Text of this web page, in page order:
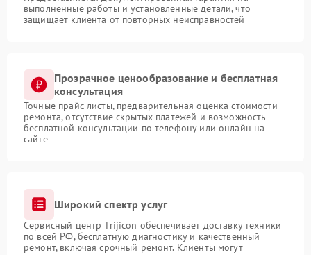
выполненные работы и установленные детали, что
защищает клиента от повторных неисправностей
Прозрачное ценообразование и бесплатная
консультация
Точные прайс-листы, предварительная оценка стоимости
ремонта, отсутствие скрытых платежей и возможность
бесплатной консультации по телефону или онлайн на
сайте
Широкий спектр услуг
Сервисный центр Trijicon обеспечивает доставку техники
по всей РФ, бесплатную диагностику и качественный
ремонт, включая срочный ремонт. Клиенты могут